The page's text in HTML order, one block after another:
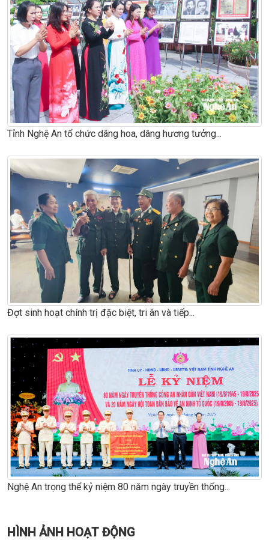
Tỉnh Nghệ An tổ chức dâng hoa, dâng hương tưởng...
Đợt sinh hoạt chính trị đặc biệt, tri ân và tiếp...
Nghệ An trọng thể kỷ niệm 80 năm ngày truyền thống...
HÌNH ẢNH HOẠT ĐỘNG